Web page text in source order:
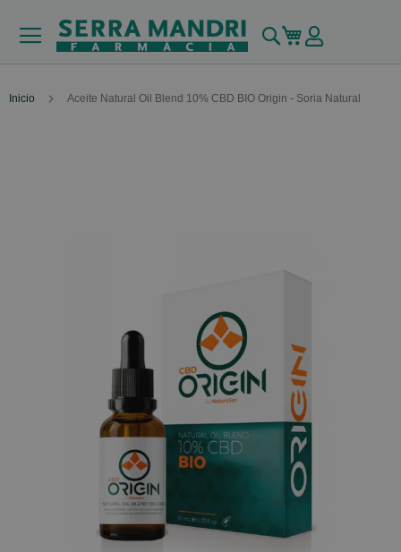
Buscar
Mi carrito
Inicio Aceite Natural Oil Blend 10% CBD BIO Origin - Soria Natural